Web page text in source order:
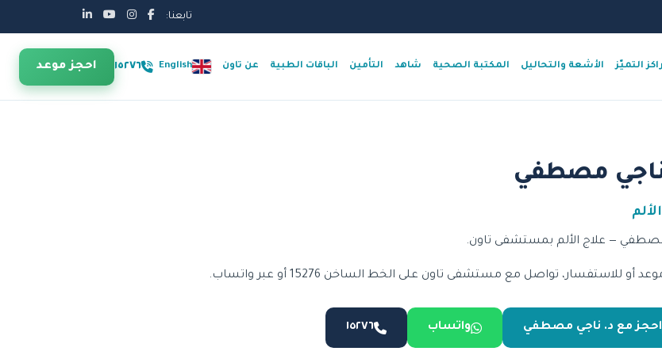
تابعنا:
التميّز الأشعة والتحاليل المكتبة الصحية شاهد التأمين الباقات الطبية عن تاون English ١٥٢٧٦ احجز موعد
مصطفي
— علاج الألم بمستشفى تاون.
أو للاستفسار، تواصل مع مستشفى تاون على الخط الساخن 15276 أو عبر واتساب.
احجز مع د. ناجي مصطفي واتساب ١٥٢٧٦